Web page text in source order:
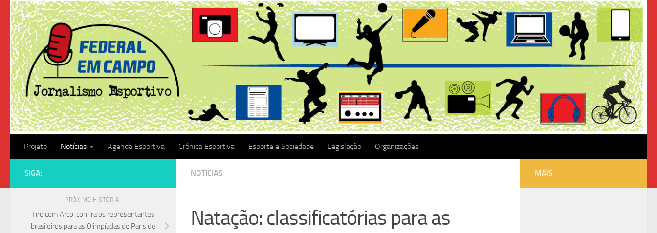
Skip to content
Projeto Notícias Agenda Esportiva Crônica Esportiva Esporte e Sociedade Legislação Organizações
NOTÍCIAS
Natação: classificatórias para as
SIGA:
PRÓXIMO HISTÓRIA
Tiro com Arco: confira os representantes
brasileiros para as Olimpíadas de Paris de
MAIS